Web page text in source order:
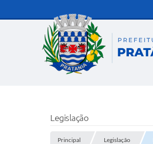
Legislação
Principal Legislação